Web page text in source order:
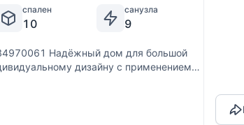
спален
10
санузла
9
Надёжный дом для большой
дизайну с применением
таким образом, что здесь